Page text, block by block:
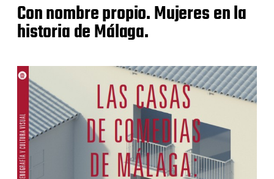
Con nombre propio. Mujeres en la
historia de Málaga.